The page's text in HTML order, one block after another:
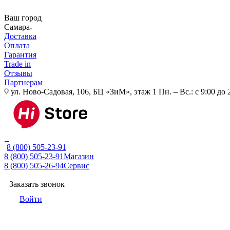
Ваш город
Самара
Доставка
Оплата
Гарантия
Trade in
Отзывы
Партнерам
ул. Ново-Садовая, 106, БЦ «ЗиМ», этаж 1 Пн. – Вс.: с 9:00 до
8 (800) 505-23-91
8 (800) 505-23-91Магазин
8 (800) 505-26-94Сервис
Заказать звонок
Войти